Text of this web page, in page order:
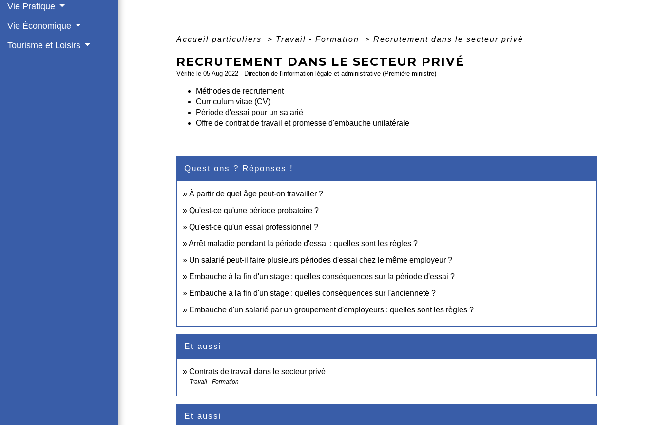
Vie Pratique
Vie Économique
Tourisme et Loisirs
Accueil particuliers > Travail - Formation > Recrutement dans le secteur privé
RECRUTEMENT DANS LE SECTEUR PRIVÉ
Vérifié le 05 Aug 2022 - Direction de l'information légale et administrative (Première ministre)
Méthodes de recrutement
Curriculum vitae (CV)
Période d'essai pour un salarié
Offre de contrat de travail et promesse d'embauche unilatérale
Questions ? Réponses !
À partir de quel âge peut-on travailler ?
Qu'est-ce qu'une période probatoire ?
Qu'est-ce qu'un essai professionnel ?
Arrêt maladie pendant la période d'essai : quelles sont les règles ?
Un salarié peut-il faire plusieurs périodes d'essai chez le même employeur ?
Embauche à la fin d'un stage : quelles conséquences sur la période d'essai ?
Embauche à la fin d'un stage : quelles conséquences sur l'ancienneté ?
Embauche d'un salarié par un groupement d'employeurs : quelles sont les règles ?
Et aussi
Contrats de travail dans le secteur privé
Travail - Formation
Et aussi